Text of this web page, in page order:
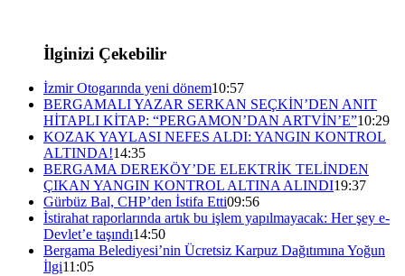
İlginizi Çekebilir
İzmir Otogarında yeni dönem10:57
BERGAMALI YAZAR SERKAN SEÇKİN’DEN ANIT
HİTAPLI KİTAP: “PERGAMON’DAN ARTVİN’E”10:29
KOZAK YAYLASI NEFES ALDI: YANGIN KONTROL
ALTINDA!14:35
BERGAMA DEREKÖY’DE ELEKTRİK TELİNDEN
ÇIKAN YANGIN KONTROL ALTINA ALINDI19:37
Gürbüz Bal, CHP’den İstifa Etti09:56
İstirahat raporlarında artık bu işlem yapılmayacak: Her şey e-
Devlet’e taşındı14:50
Bergama Belediyesi’nin Ücretsiz Karpuz Dağıtımına Yoğun
İlgi11:05